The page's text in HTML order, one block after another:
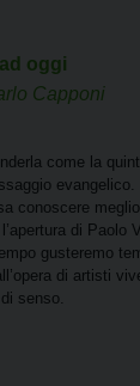
oggi
Capponi
come la
conoscere
di Paolo
gusteremo
di artisti
senso.